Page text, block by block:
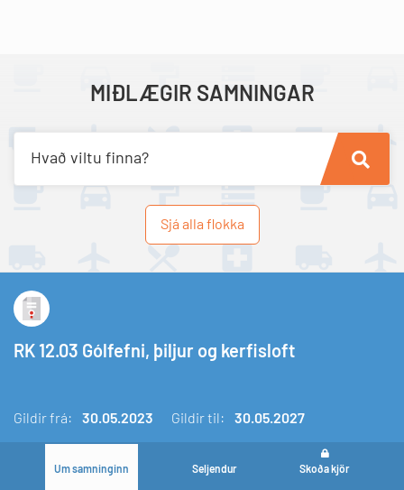
MIÐLÆGIR SAMNINGAR
Hvað viltu finna?
Sjá alla flokka
RK 12.03 Gólfefni, þiljur og kerfisloft
Um samninginn Seljendur Skoða kjör
Gildirfrá: 30.05.2023 Gildir til: 30.05.2027